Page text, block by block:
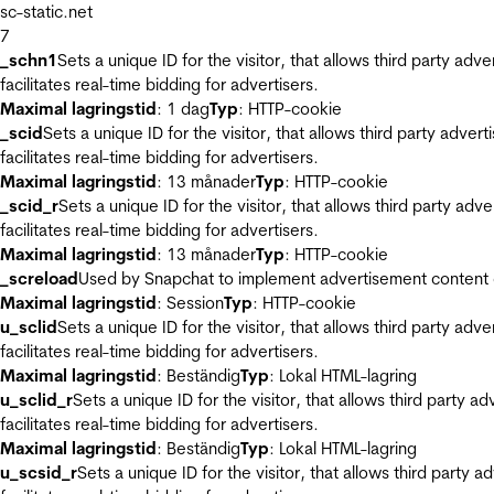
sc-static.net
7
_schn1Sets a unique ID for the visitor, that allows third party
facilitates real-time bidding for advertisers.
Maximal lagringstid: 1 dagTyp: HTTP-cookie
_scidSets a unique ID for the visitor, that allows third party
facilitates real-time bidding for advertisers.
Maximal lagringstid: 13 månaderTyp: HTTP-cookie
_scid_rSets a unique ID for the visitor, that allows third party
facilitates real-time bidding for advertisers.
Maximal lagringstid: 13 månaderTyp: HTTP-cookie
_screloadUsed by Snapchat to implement advertisement
Maximal lagringstid: SessionTyp: HTTP-cookie
u_sclidSets a unique ID for the visitor, that allows third party
facilitates real-time bidding for advertisers.
Maximal lagringstid: BeständigTyp: Lokal HTML-lagring
u_sclid_rSets a unique ID for the visitor, that allows third party
facilitates real-time bidding for advertisers.
Maximal lagringstid: BeständigTyp: Lokal HTML-lagring
u_scsid_rSets a unique ID for the visitor, that allows third party